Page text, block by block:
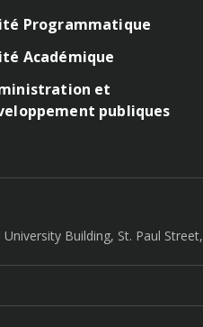
Programmatique
Académique
et
publiques
Building, St. Paul